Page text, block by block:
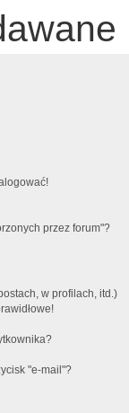
przez forum"?
w profilach, itd.)
"e-mail"?